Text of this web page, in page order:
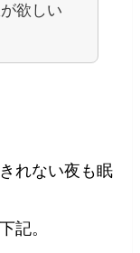
欲しい
れない夜も眠
記。